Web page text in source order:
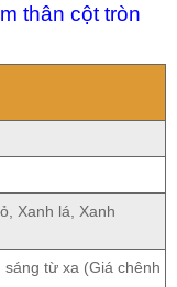
thân cột tròn
Xanh lá, Xanh
từ xa (Giá chênh